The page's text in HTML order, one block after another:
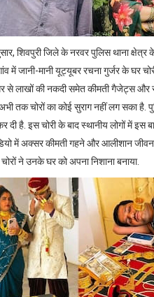
शिवपुरी जिले के नरवर पुलिस थाना
में जानी-मानी यूट्यूबर रचना गुर्जर के घर
से लाखों की नकदी समेत कीमती गैजेट्स और
तक चोरों का कोई सुराग नहीं लग सका है.
है. इस चोरी के बाद स्थानीय लोगों में इस
में अक्सर कीमती गहने और आलीशान
ने उनके घर को अपना निशाना बनाया.